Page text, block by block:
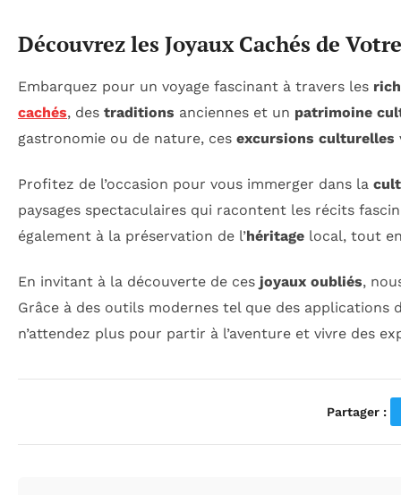
Découvrez les Joyaux Cachés de
Embarquez pour un voyage fascinant à travers les
cachés, des traditions anciennes et un patrimoine
gastronomie ou de nature, ces excursions culturelles
Profitez de l’occasion pour vous immerger dans la
paysages spectaculaires qui racontent les récits
également à la préservation de l’héritage local, tout
En invitant à la découverte de ces joyaux oubliés,
Grâce à des outils modernes tel que des applications
n’attendez plus pour partir à l’aventure et vivre des
Partager :